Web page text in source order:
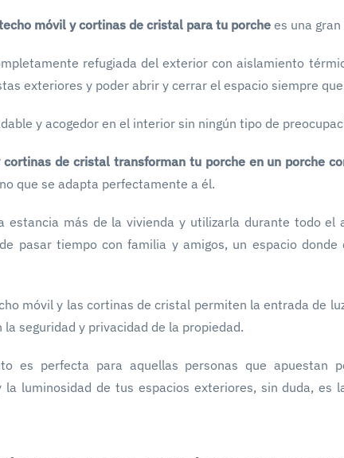
móvil y cortinas de cristal para tu porche es una gran
refugiada del exterior con aislamiento
exteriores y poder abrir y cerrar el espacio siempre
y acogedor en el interior sin ningún tipo de
de cristal transforman tu porche en un porche
que se adapta perfectamente a él.
estancia más de la vivienda y utilizarla durante todo el
pasar tiempo con familia y amigos, un espacio donde
móvil y las cortinas de cristal permiten la entrada de
seguridad y privacidad de la propiedad.
es perfecta para aquellas personas que apuestan
luminosidad de tus espacios exteriores, sin duda, es